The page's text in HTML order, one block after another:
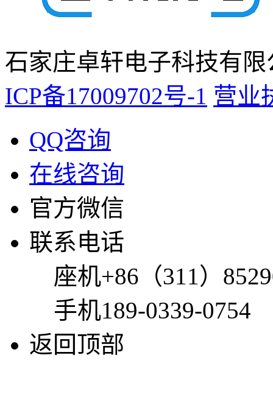
石家庄卓轩电子科技有
ICP备17009702号-1 营业
QQ咨询
在线咨询
官方微信
联系电话
座机+86（311）
手机189-0339-0754
返回顶部